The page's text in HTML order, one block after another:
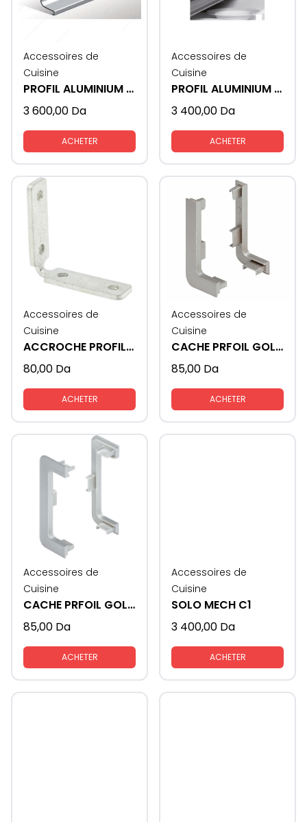
Accessoires de
Cuisine
PROFIL ALUMINIUM GOLA - U
3 600,00 Da
ACHETER
Accessoires de
Cuisine
PROFIL ALUMINIUM GOLA - L
3 400,00 Da
ACHETER
Accessoires de
Cuisine
ACCROCHE PROFIL GOLA
80,00 Da
ACHETER
Accessoires de
Cuisine
CACHE PRFOIL GOLA FORMAT - L
85,00 Da
ACHETER
Accessoires de
Cuisine
CACHE PRFOIL GOLA FORMAT - U
85,00 Da
ACHETER
Accessoires de
Cuisine
SOLO MECH C1
3 400,00 Da
ACHETER